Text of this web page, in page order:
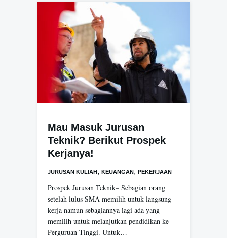
Mau Masuk Jurusan
Teknik? Berikut Prospek
Kerjanya!
JURUSAN KULIAH , KEUANGAN , PEKERJAAN
Prospek Jurusan Teknik– Sebagian orang
setelah lulus SMA memilih untuk langsung
kerja namun sebagiannya lagi ada yang
memilih untuk melanjutkan pendidikan ke
Perguruan Tinggi. Untuk…